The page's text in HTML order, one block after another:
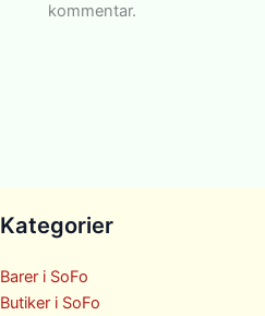
kommentar.
Kategorier
Barer i SoFo
Butiker i SoFo